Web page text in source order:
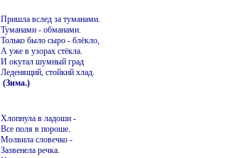
Пришла вслед за туманами.
Туманами - обманами.
Только было сыро - блёкло,
А уже в узорах стёкла.
И окутал шумный град
Леденящий, стойкий хлад.
(Зима.)
Хлопнула в ладоши -
Все поля в пороше.
Молвила словечко -
Зазвенела речка.